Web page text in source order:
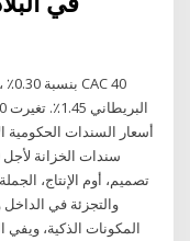
أسعار السندات
المكونات الذكية،